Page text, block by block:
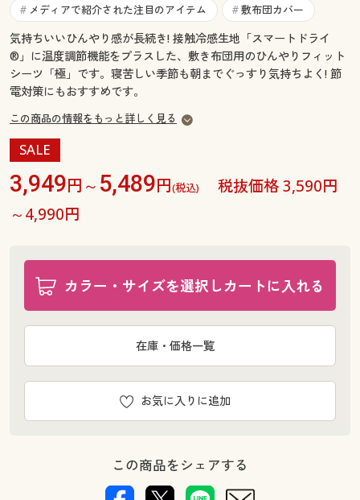
ご利用ガイド
よくある質問とお問い合わせ
よくある質問とお問い合わせ
# メディアで紹介された注目のアイテム # 敷布団カバー
気持ちいいひんやり感が長続き! 接触冷感生地「スマートドライ
®」に温度調節機能をプラスした、敷き布団用のひんやりフィット
シーツ「極」です。寝苦しい季節も朝までぐっすり気持ちよく! 節
電対策にもおすすめです。
この商品の情報をもっと詳しく見る
SALE
3,949円～ 5,489円(税込)
税抜価格 3,590円
～4,990円
カラー・サイズを選択しカートに入れる
お気に入りに追加
在庫・価格一覧
この商品をシェアする